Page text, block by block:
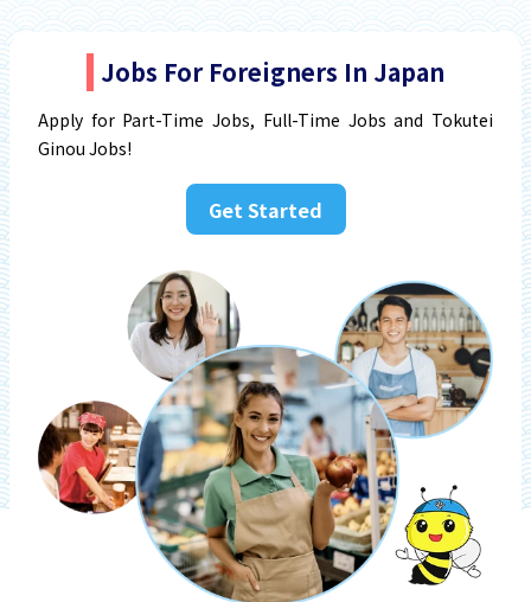
Jobs For Foreigners In Japan
Apply for Part-Time Jobs, Full-Time Jobs and Tokutei
Ginou Jobs!
Get Started